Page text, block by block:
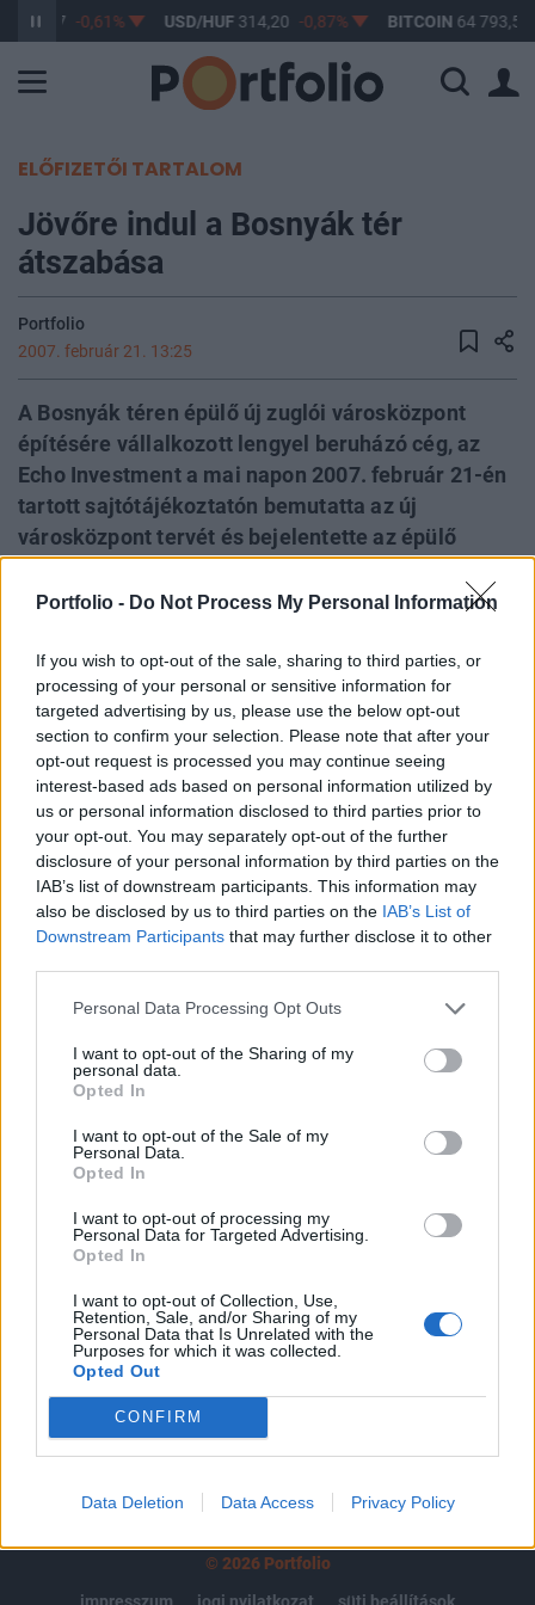
Portfolio - Do Not Process My Personal Information
If you wish to opt-out of the sale, sharing to third parties, or
processing of your personal or sensitive information for
targeted advertising by us, please use the below opt-out
section to confirm your selection. Please note that after your
opt-out request is processed you may continue seeing
interest-based ads based on personal information utilized by
us or personal information disclosed to third parties prior to
your opt-out. You may separately opt-out of the further
disclosure of your personal information by third parties on the
IAB’s list of downstream participants. This information may
also be disclosed by us to third parties on the IAB’s List of
Downstream Participants that may further disclose it to other
Personal Data Processing Opt Outs
I want to opt-out of the Sharing of my
personal data.
Opted In
I want to opt-out of the Sale of my
Personal Data.
Opted In
I want to opt-out of processing my
Personal Data for Targeted Advertising.
Opted In
I want to opt-out of Collection, Use,
Retention, Sale, and/or Sharing of my
Personal Data that Is Unrelated with the
Purposes for which it was collected.
Opted Out
CONFIRM
Data Deletion Data Access Privacy Policy
363,17 -0,61% USD/HUF314,20 -0,87% BITCOIN64 793,50
ELŐFIZETŐI TARTALOM
Jövőre indul a Bosnyák tér
átszabása
Portfolio
2007. február 21. 13:25
A Bosnyák téren épülő új zuglói városközpont
építésére vállalkozott lengyel beruházó cég, az
Echo Investment a mai napon 2007. február 21-én
tartott sajtótájékoztatón bemutatta az új
városközpont tervét és bejelentette az épülő
2010-re megvalósuló, mintegy 40 milliárd Ft-os
Zugló egyik legfrekventáltabb és legforgalmasabb
tere, a Bosnyák tér.
A lengyel ingatlanfejlesztő és -beruházó Echo Investment
tavaly júniusban vásárolta meg a zuglói önkormányzattól
a budapesti Bosnyák tér közelében található 6,8 hektáros
területet. A Csömöri út, Rákospatak utca, Bosnyák utca és
Mosztár utca által határolt területen a lengyel vállalat egy
olyan új városközpontot kíván építeni, amely közösségi
térként szolgálhat...
KEDVES OLVASÓNK!
tartozik, melynek olvasása előfizetéses
regisztrációhoz kötött.
Az előfizetés a következőket tartalmazza:
Portfolio.hu teljes cikkarchívum
kötéslistái
MÁR ELŐFIZETŐNK VAGY?
© 2026 Portfolio
impresszum
jogi nyilatkozat süti beállítások